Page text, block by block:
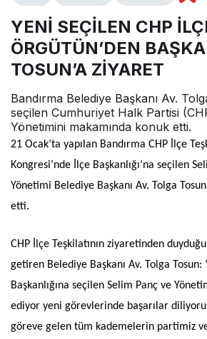
YENİ SEÇİLEN CHP
ÖRGÜTÜN’DEN
TOSUN’A ZİYARET
Bandırma Belediye Başkanı Av.
seçilen Cumhuriyet Halk Partisi
Yönetimini makamında konuk etti.
21 Ocak’ta yapılan Bandırma CHP İlçe
Kongresi’nde İlçe Başkanlığı’na seçilen
Yönetimi Belediye Başkanı Av. Tolga
etti.
CHP İlçe Teşkilatının ziyaretinden
getiren Belediye Başkanı Av. Tolga Tosun:
Başkanlığına seçilen Selim Panç ve
ediyor yeni görevlerinde başarılar
göreve gelen tüm kademelerin partimiz ve